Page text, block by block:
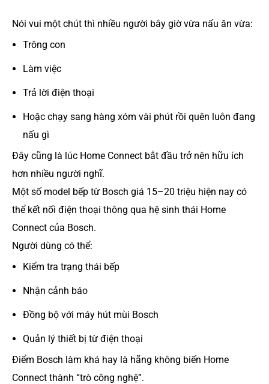
Nói vui một chút thì nhiều người bây giờ vừa nấu ăn vừa:
Trông con
Làm việc
Trả lời điện thoại
Hoặc chạy sang hàng xóm vài phút rồi quên luôn đang
nấu gì
Đây cũng là lúc Home Connect bắt đầu trở nên hữu ích
hơn nhiều người nghĩ.
Một số model bếp từ Bosch giá 15–20 triệu hiện nay có
thể kết nối điện thoại thông qua hệ sinh thái Home
Connect của Bosch.
Người dùng có thể:
Kiểm tra trạng thái bếp
Nhận cảnh báo
Đồng bộ với máy hút mùi Bosch
Quản lý thiết bị từ điện thoại
Điểm Bosch làm khá hay là hãng không biến Home
Connect thành “trò công nghệ”.